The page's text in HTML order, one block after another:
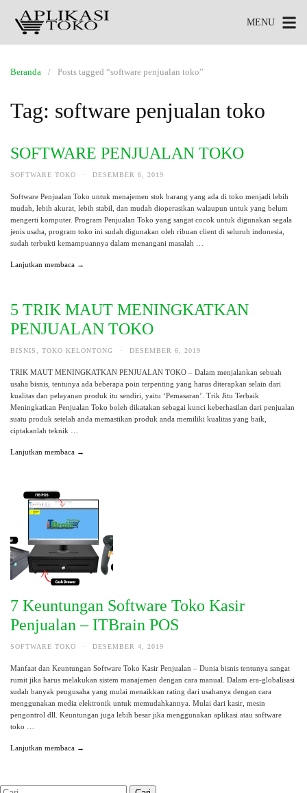
MENU
Beranda Posts tagged “software penjualan toko”
Tag: software penjualan toko
SOFTWARE PENJUALAN TOKO
SOFTWARE TOKO · DESEMBER 6, 2019
Software Penjualan Toko untuk menajemen stok barang yang ada di toko menjadi lebih
mudah, lebih akurat, lebih stabil, dan mudah dioperasikan walaupun untuk yang belum
mengerti komputer. Program Penjualan Toko yang sangat cocok untuk digunakan segala
jenis usaha, program toko ini sudah digunakan oleh ribuan client di seluruh indonesia,
sudah terbukti kemampuannya dalam menangani masalah …
Lanjutkan membaca →
5 TRIK MAUT MENINGKATKAN
PENJUALAN TOKO
BISNIS, TOKO KELONTONG · DESEMBER 6, 2019
TRIK MAUT MENINGKATKAN PENJUALAN TOKO – Dalam menjalankan sebuah
usaha bisnis, tentunya ada beberapa poin terpenting yang harus diterapkan selain dari
kualitas dan pelayanan produk itu sendiri, yaitu ‘Pemasaran’. Trik Jitu Terbaik
Meningkatkan Penjualan Toko boleh dikatakan sebagai kunci keberhasilan dari penjualan
suatu produk setelah anda memastikan produk anda memiliki kualitas yang baik,
ciptakanlah teknik …
Lanjutkan membaca →
7 Keuntungan Software Toko Kasir
Penjualan – ITBrain POS
SOFTWARE TOKO · DESEMBER 4, 2019
Manfaat dan Keuntungan Software Toko Kasir Penjualan – Dunia bisnis tentunya sangat
rumit jika harus melakukan sistem manajemen dengan cara manual. Dalam era-globalisasi
sudah banyak pengusaha yang mulai menaikkan rating dari usahanya dengan cara
menggunakan media elektronik untuk memudahkannya. Mulai dari kasir, mesin
pengontrol dll. Keuntungan juga lebih besar jika menggunakan aplikasi atau software
toko …
Lanjutkan membaca →